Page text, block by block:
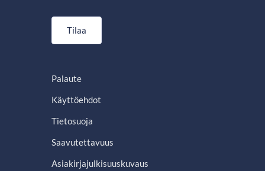
Tilaa
Palaute
Käyttöehdot
Tietosuoja
Saavutettavuus
Asiakirjajulkisuuskuvaus